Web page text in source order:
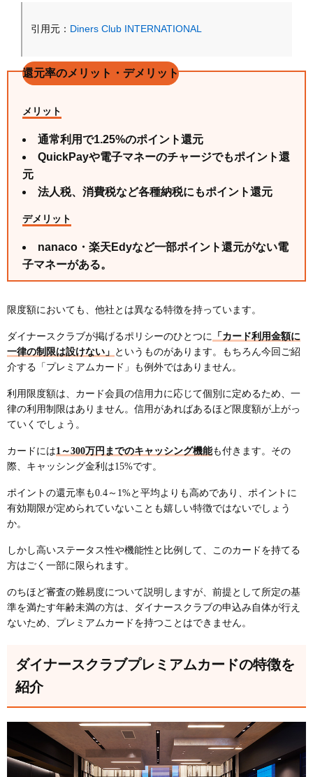
引用元： Diners Club INTERNATIONAL
還元率のメリット・デメリット
メリット
通常利用で1.25%のポイント還元
QuickPayや電子マネーのチャージでもポイント還
元
法人税、消費税など各種納税にもポイント還元
デメリット
nanaco・楽天Edyなど一部ポイント還元がない電
子マネーがある。
限度額においても、他社とは異なる特徴を持っています。
ダイナースクラブが掲げるポリシーのひとつに 「カード利用金額に
一律の制限は設けない」 というものがあります。もちろん今回ご紹
介する「プレミアムカード」も例外ではありません。
利用限度額は、カード会員の信用力に応じて個別に定めるため、一
律の利用制限はありません。信用があればあるほど限度額が上がっ
ていくでしょう。
カードには1～300万円までのキャッシング機能も付きます。その
際、キャッシング金利は15%です。
ポイントの還元率も0.4～1%と平均よりも高めであり、ポイントに
有効期限が定められていないことも嬉しい特徴ではないでしょう
か。
しかし高いステータス性や機能性と比例して、このカードを持てる
方はごく一部に限られます。
のちほど審査の難易度について説明しますが、前提として所定の基
準を満たす年齢未満の方は、ダイナースクラブの申込み自体が行え
ないため、プレミアムカードを持つことはできません。
ダイナースクラブプレミアムカードの特徴を
紹介